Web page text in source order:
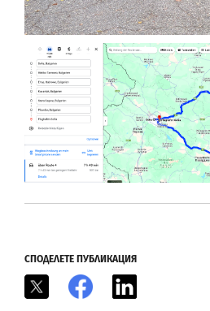
СПОДЕЛЕТЕ ПУБЛИКАЦИЯ
Facebook